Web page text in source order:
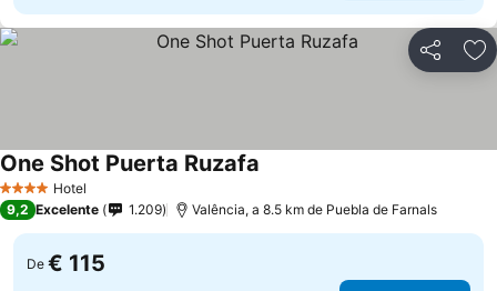
Partilhar
4 EstrelasHotel
One Shot Puerta Ruzafa
9,2 Excelente 1.209 Valência, a 8.5 km de Puebla de Farnals
De € 115